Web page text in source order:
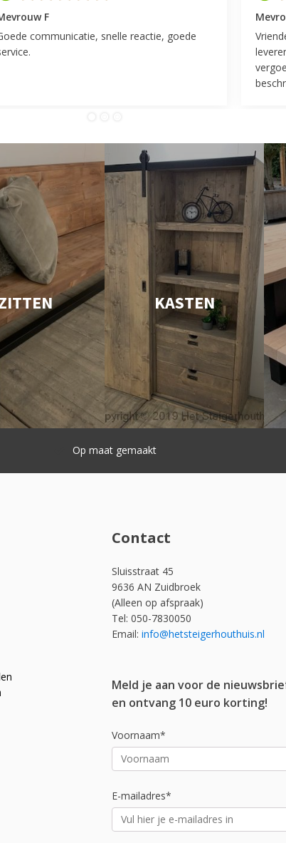
F
communicatie, snelle reactie, goede
KASTEN
Contact
Sluisstraat 45
9636 AN Zuidbroek
(Alleen op afspraak)
Tel: 050-7830050
Email: info@hetsteigerhouthuis.nl
Meld je aan voor de
en ontvang 10 euro korting!
Voornaam*
E-mailadres*